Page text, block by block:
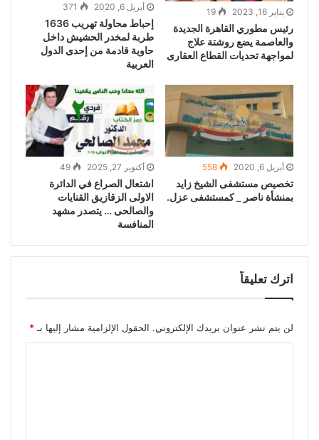
يناير 16, 2023 19
رئيس مطوري القاهرة الجديدة
والعاصمة يضع روشتة علاج
لمواجهة تحديات القطاع العقارى
أبريل 6, 2020 371
إحباط محاولة تهريب 1636
طربة لمخدر الحشيش داخل
حاوية قادمة من إحدى الدول
العربية
أبريل 6, 2020 558
تخصيص مستشفى الشيخ زايد
بمنشأة ناصر _ كمستشفى عزل.
أكتوبر 27, 2025 49
اشتعال الصراع في الدائرة
الاولى الزقازيق القنايات
والصالحى … يتصدر مشهد
المنافسة
اترك تعليقاً
لن يتم نشر عنوان بريدك الإلكتروني. الحقول الإلزامية مشار إليها بـ*